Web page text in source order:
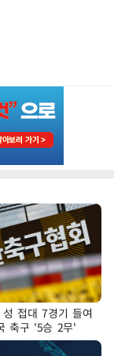
접대 7경기 들여
축구 '5승 2무'